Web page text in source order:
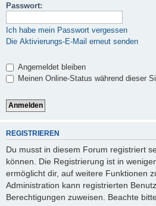
Passwort:
Ich habe mein Passwort vergessen
Die Aktivierungs-E-Mail erneut senden
Angemeldet bleiben
Meinen Online-Status während dieser
REGISTRIEREN
Du musst in diesem Forum registriert
können. Die Registrierung ist in
ermöglicht dir, auf weitere Funktionen
Administration kann registrierten
Berechtigungen zuweisen. Beachte